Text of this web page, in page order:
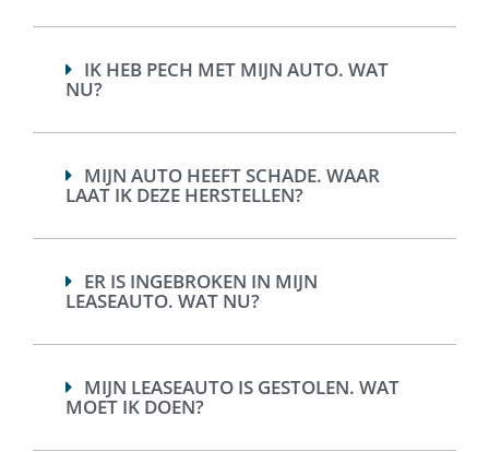
IK HEB PECH MET MIJN AUTO. WAT
NU?
MIJN AUTO HEEFT SCHADE. WAAR
LAAT IK DEZE HERSTELLEN?
ER IS INGEBROKEN IN MIJN
LEASEAUTO. WAT NU?
MIJN LEASEAUTO IS GESTOLEN. WAT
MOET IK DOEN?